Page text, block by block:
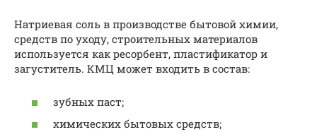
Натриевая соль в производстве бытовой химии,
средств по уходу, строительных материалов
используется как ресорбент, пластификатор и
загуститель. КМЦ может входить в состав:
зубных паст;
химических бытовых средств;